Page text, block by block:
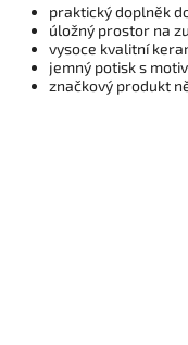
praktický doplněk
úložný prostor na
vysoce kvalitní
jemný potisk s
značkový produkt